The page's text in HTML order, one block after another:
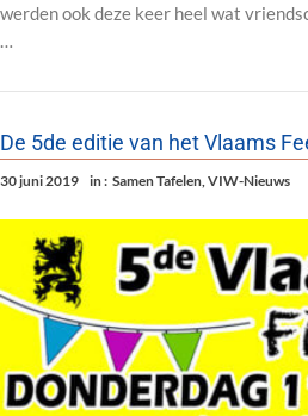
werden ook deze keer heel wat
…
De 5de editie van het Vlaams
30 juni 2019 in : Samen Tafelen,VIW-Nieuws